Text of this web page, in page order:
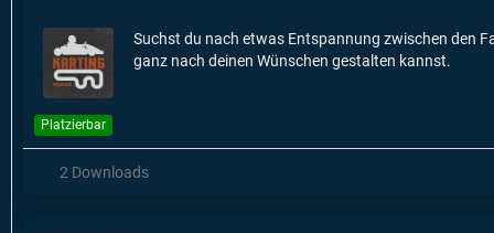
Suchst du nach etwas Entspannung zwischen den
ganz nach deinen Wünschen gestalten kannst.
Platzierbar
2 Downloads